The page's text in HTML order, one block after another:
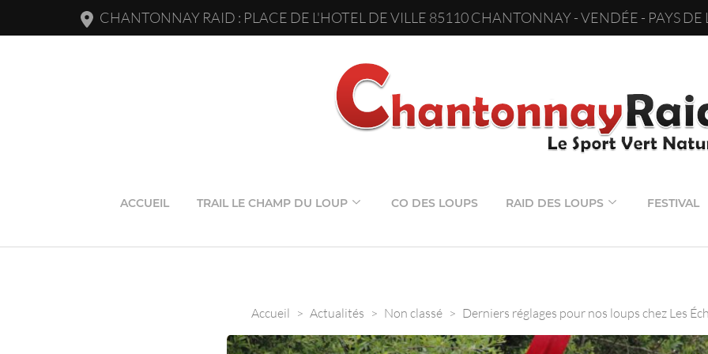
CHANTONNAY RAID : PLACE DE L'HOTEL DE VILLE 85110 CHANTONNAY - VENDÉE - PAYS DE
ACCUEIL TRAIL LE CHAMP DU LOUP CO DES LOUPS RAID DES LOUPS FESTIVAL
Accueil > Actualités > Non classé > Derniers réglages pour nos loups chez Les